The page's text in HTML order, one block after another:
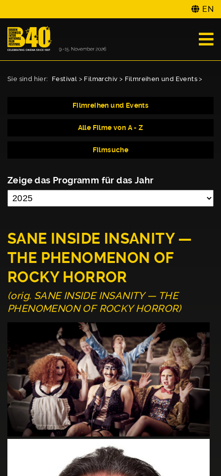
EN
Sie sind hier: Festival > Filmarchiv > Filmreihen und Events >
Filmreihen und Events
Alle Filme von A - Z
Filmsuche
Zeige das Programm für das Jahr
SANE INSIDE INSANITY —
THE PHENOMENON OF
ROCKY HORROR
(orig. SANE INSIDE INSANITY — THE
PHENOMENON OF ROCKY HORROR)